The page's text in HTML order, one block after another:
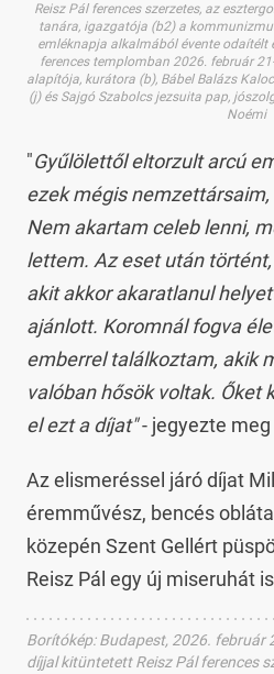
Reisz Pál ferences szerzetes, az
tanára, igazgatója (b2) a
emléknapja alkalmából évente odaítélt
ferences templomban 2026. február
alapítója, kurátora (b), Bábel Balázs
(j) és Sajgó Szabolcs jezsuita pap,
Noémi
"Gyűlölettől eltorzult arcú
ezek mégis
Nem akartam celeb lenni,
lettem. Az eset után
akit akkor akaratlanul
ajánlott. Koromnál fogva
emberrel találkoztam, akik
valóban hősök voltak. Őket
el ezt a díjat"- jegyezte meg
Az elismeréssel járó díjat
éremművész, bencés
közepén Szent Gellért
Reisz Pál egy új miseruhát
Borítókép:Budapest, 2026. február
díjjal kitüntetett Reisz Pál ferences